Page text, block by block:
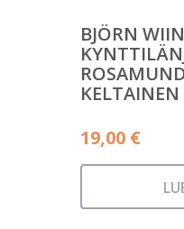
BJÖRN
19,00 €